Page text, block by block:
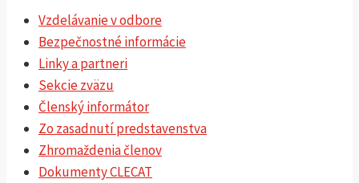
Vzdelávanie v odbore
Bezpečnostné informácie
Linky a partneri
Sekcie zväzu
Členský informátor
Zo zasadnutí predstavenstva
Zhromaždenia členov
Dokumenty CLECAT